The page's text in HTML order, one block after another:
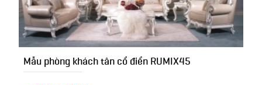
Mẫu phòng khách tân cổ điển RUMIX45